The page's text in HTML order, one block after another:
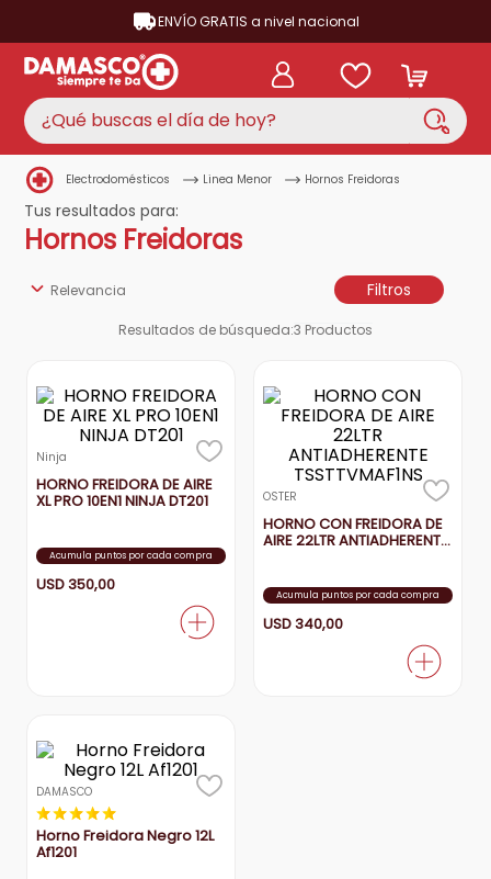
ENVÍO GRATIS a nivel nacional
¿Qué buscas el día de hoy?
Electrodomésticos Linea Menor Hornos Freidoras
Tus resultados para:
Hornos Freidoras
Relevancia Filtros
Resultados de búsqueda:3 Productos
Ninja
HORNO FREIDORA DE AIRE
XL PRO 10EN1 NINJA DT201
Acumula puntos por cada compra
USD350,00
OSTER
HORNO CON FREIDORA DE
AIRE 22LTR ANTIADHERENTE
Acumula puntos por cada compra
USD340,00
★★★★★
DAMASCO
Horno Freidora Negro 12L
Af1201
TÉRMINOS MÁS BUSCADOS
1 . aire acondicionado
3. lavadora
cocina
6. neveras
7.
8. licuadora
10. tv